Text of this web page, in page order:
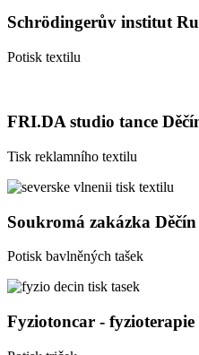
Schrödingerův institut
Potisk textilu
FRI.DA studio tance
Tisk reklamního textilu
Soukromá zakázka Děčín
Potisk bavlněných tašek
Fyziotoncar - fyzioterapie